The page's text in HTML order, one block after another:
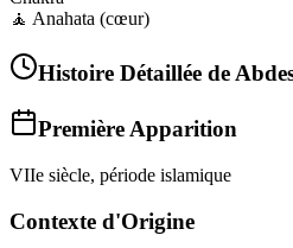
🧘 Anahata (cœur)
Histoire Détaillée de
Première Apparition
VIIe siècle, période islamique
Contexte d'Origine